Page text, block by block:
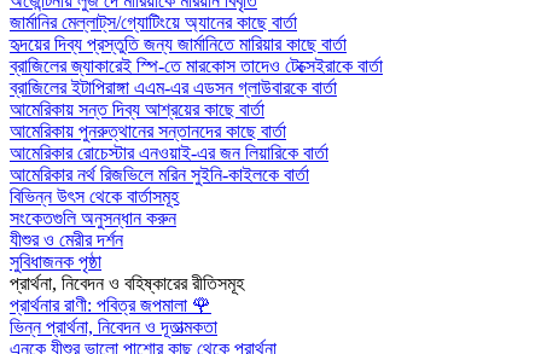
জার্মানির মেল্লাট্‌স/গ্যোটিংয়ে অ্যানের কাছে বার্তা
হৃদয়ের দিব্য প্রস্তুতি জন্য জার্মানিতে মারিয়ার কাছে বার্তা
ব্রাজিলের জ্যাকারেই স্পি-তে মারকোস তাদেও টেক্সেইরাকে বার্তা
ব্রাজিলের ইটাপিরাঙ্গা এএম-এর এডসন গ্লাউবারকে বার্তা
আমেরিকায় সন্ত দিব্য আশ্রয়ের কাছে বার্তা
আমেরিকায় পুনরুত্থানের সন্তানদের কাছে বার্তা
আমেরিকার রোচেস্টার এনওয়াই-এর জন লিয়ারিকে বার্তা
আমেরিকার নর্থ রিজভিলে মরিন সুইনি-কাইলকে বার্তা
বিভিন্ন উৎস থেকে বার্তাসমূহ
সংকেতগুলি অনুসন্ধান করুন
যীশুর ও মেরীর দর্শন
সুবিধাজনক পৃষ্ঠা
প্রার্থনা, নিবেদন ও বহিষ্কারের রীতিসমূহ
প্রার্থনার রাণী: পবিত্র জপমালা 🌹
ভিন্ন প্রার্থনা, নিবেদন ও দূতাত্মকতা
এনকে যীশুর ভালো পাশোর কাছ থেকে প্রার্থনা